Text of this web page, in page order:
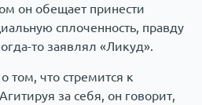
он обещает принести
сплоченность, правду
то заявлял «Ликуд».
том, что стремится к
за себя, он говорит,